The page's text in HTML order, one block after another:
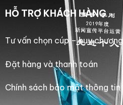
HỖ TRỢ KHÁCH HÀNG
Tư vấn chọn cúp – huy chương
Đặt hàng và thanh toán
Chính sách bảo mật thông tin